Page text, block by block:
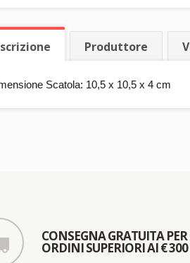
Produttore
Scatola: 10,5 x 10,5 x 4 cm
CONSEGNA GRATUITA PER
ORDINI SUPERIORI AI € 300